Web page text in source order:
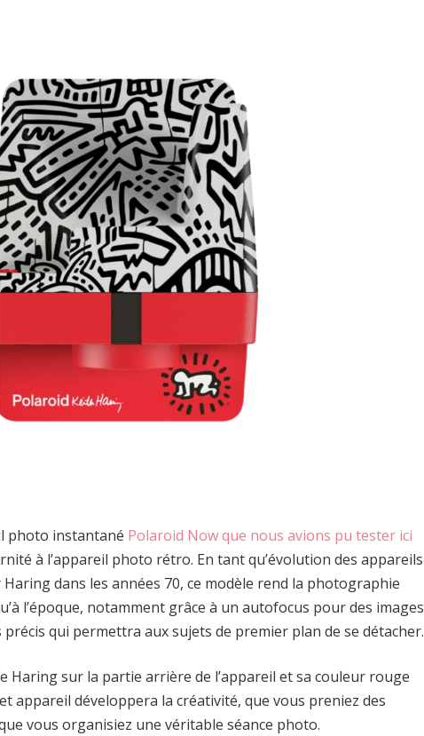
photo instantané Polaroid Now que nous avions pu tester ici
à l’appareil photo rétro. En tant qu’évolution des appareils
dans les années 70, ce modèle rend la photographie
l’époque, notamment grâce à un autofocus pour des images
qui permettra aux sujets de premier plan de se détacher.
Haring sur la partie arrière de l’appareil et sa couleur rouge
appareil développera la créativité, que vous preniez des
vous organisiez une véritable séance photo.